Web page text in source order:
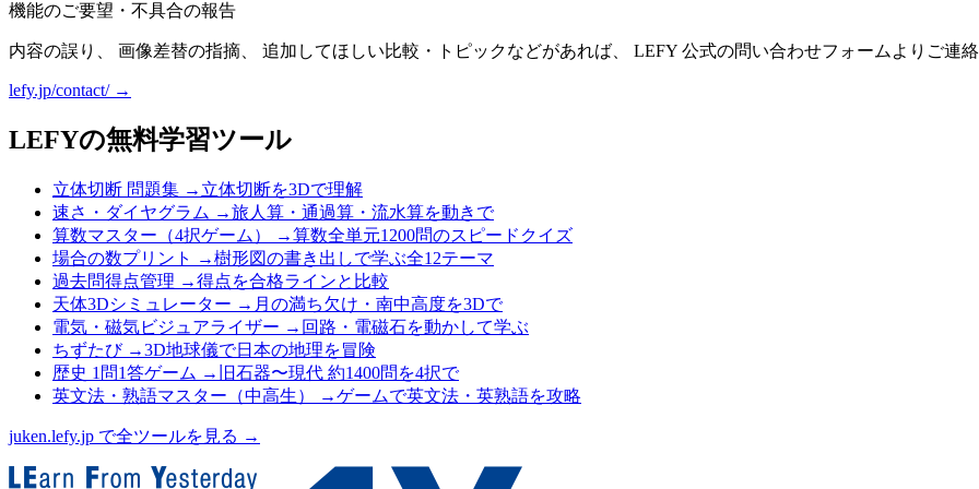
機能のご要望・不具合の報告
内容の誤り、 画像差替の指摘、 追加してほしい比較・トピックなどがあれば、 LEFY 公式の問い合わせフォームよりご連絡
lefy.jp/contact/ →
LEFYの無料学習ツール
立体切断 問題集 → 立体切断を3Dで理解
速さ・ダイヤグラム →旅人算・通過算・流水算を動きで
算数マスター（4択ゲーム）
→算数全単元1200問のスピードクイズ
場合の数プリント
→樹形図の書き出しで学ぶ全12テーマ
過去問得点管理 →得点を合格ラインと比較
天体3Dシミュレーター → 月の満ち欠け・南中高度を3Dで
電気・磁気ビジュアライザー → 回路・電磁石を動かして学ぶ
ちずたび→3D地球儀で日本の地理を冒険
歴史 1問1答ゲーム → 旧石器〜現代 約1400問を4択で
英文法・熟語マスター（中高生）
→ゲームで英文法・英熟語を攻略
juken.lefy.jp で全ツールを見る →